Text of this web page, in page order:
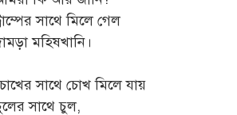
সাথে মিলে গেল
মহিষখানি।
সাথে চোখ মিলে যায়
সাথে চুল,